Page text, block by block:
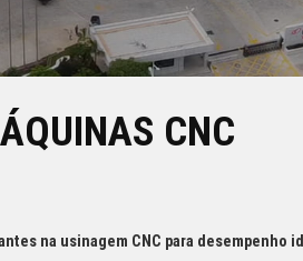
CNC
na usinagem CNC para desempenho